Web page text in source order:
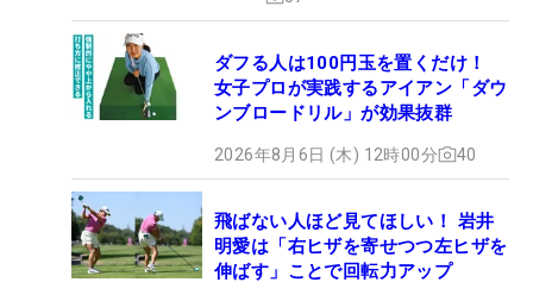
ダフる人は100円玉を置くだけ！
女子プロが実践するアイアン「ダウ
ンブロードリル」が効果抜群
2026年8月6日 (木) 12時00分 40
飛ばない人ほど見てほしい！ 岩井
明愛は「右ヒザを寄せつつ左ヒザを
伸ばす」ことで回転力アップ